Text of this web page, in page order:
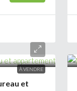
À VENDRE
et